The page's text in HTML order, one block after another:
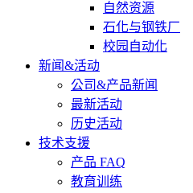
自然资源
石化与钢铁厂
校园自动化
新闻&活动
公司&产品新闻
最新活动
历史活动
技术支援
产品 FAQ
教育训练